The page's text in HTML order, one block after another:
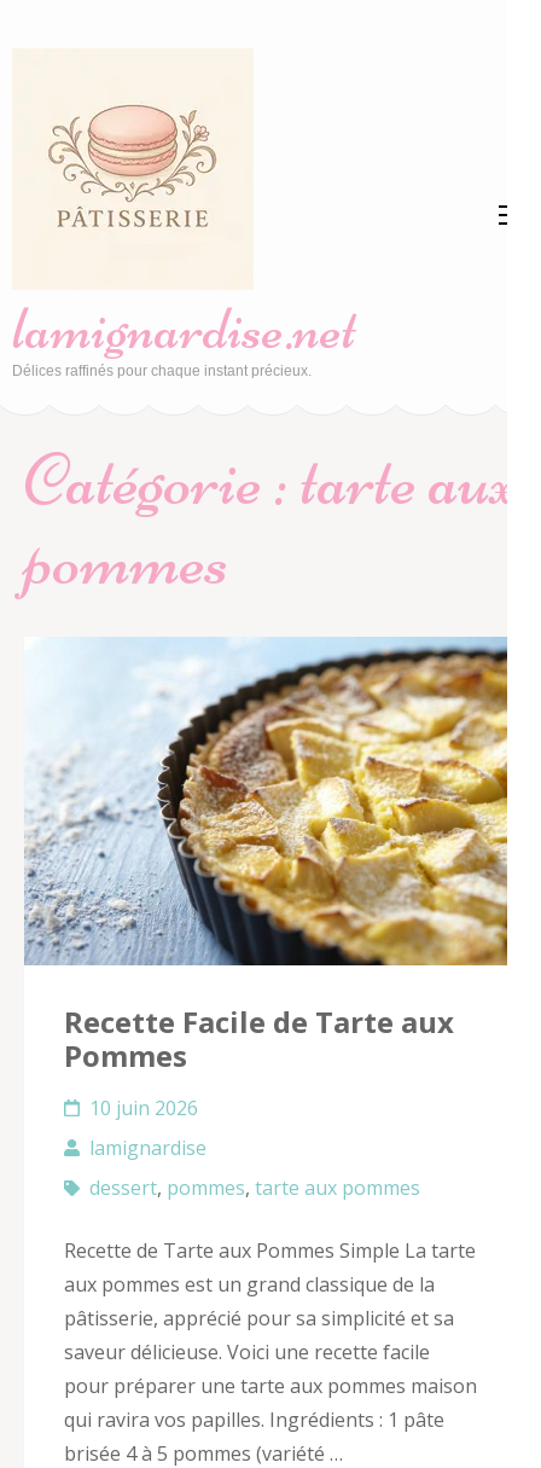
(Pressez
Entrée)
lamignardise.net
Délices raffinés pour chaque instant précieux.
Catégorie :tarte aux
pommes
Recette Facile de Tarte aux
Pommes
10 juin 2026
lamignardise
dessert, pommes, tarte aux pommes
Recette de Tarte aux Pommes Simple La tarte
aux pommes est un grand classique de la
pâtisserie, apprécié pour sa simplicité et sa
saveur délicieuse. Voici une recette facile
pour préparer une tarte aux pommes maison
qui ravira vos papilles. Ingrédients : 1 pâte
brisée 4 à 5 pommes (variété …